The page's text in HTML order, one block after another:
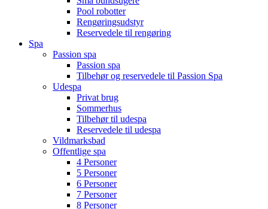
Pool robotter
Rengøringsudstyr
Reservedele til rengøring
Spa
Passion spa
Passion spa
Tilbehør og reservedele til Passion Spa
Udespa
Privat brug
Sommerhus
Tilbehør til udespa
Reservedele til udespa
Vildmarksbad
Offentlige spa
4 Personer
5 Personer
6 Personer
7 Personer
8 Personer